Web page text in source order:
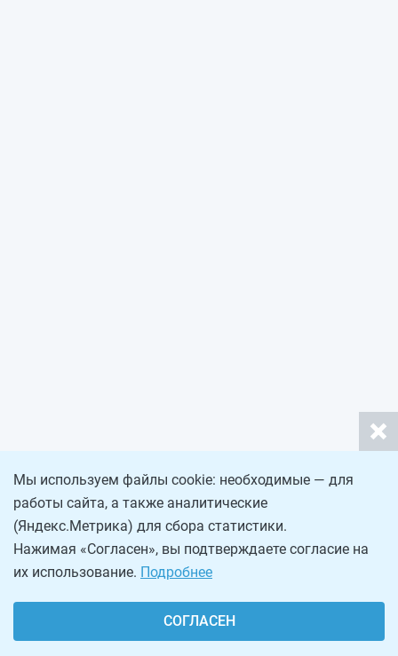
Мы используем файлы cookie: необходимые — для
работы сайта, а также аналитические
(Яндекс.Метрика) для сбора статистики.
Нажимая «Согласен», вы подтверждаете согласие на
их использование. Подробнее
СОГЛАСЕН